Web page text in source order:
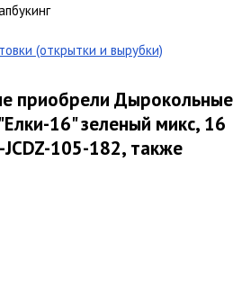
(открытки и вырубки)
приобрели Дырокольные
16" зеленый микс, 16
105-182, также